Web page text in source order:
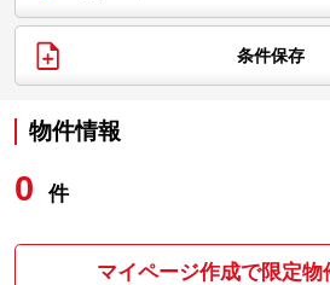
条件保存
物件情報
0 件
マイページ作成で限定物